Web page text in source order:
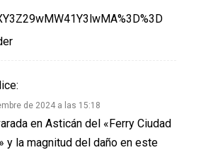
de 2024 a las 15:18
en Asticán del «Ferry Ciudad
y la magnitud del daño en este